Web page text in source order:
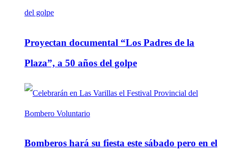
Proyectan documental “Los Padres de la
Plaza”, a 50 años del golpe
Bomberos hará su fiesta este sábado pero en el